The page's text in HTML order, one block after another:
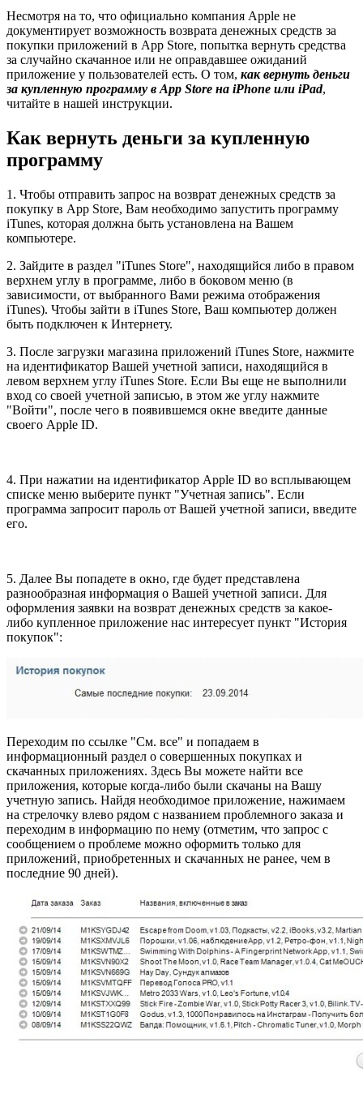
Несмотря на то, что официально компания Apple не
документирует возможность возврата денежных средств за
покупки приложений в App Store, попытка вернуть средства
за случайно скачанное или не оправдавшее ожиданий
приложение у пользователей есть. О том, как вернуть деньги
за купленную программу в App Store на iPhone или iPad,
читайте в нашей инструкции.
Как вернуть деньги за купленную
программу
1. Чтобы отправить запрос на возврат денежных средств за
покупку в App Store, Вам необходимо запустить программу
iTunes, которая должна быть установлена на Вашем
компьютере.
2. Зайдите в раздел "iTunes Store", находящийся либо в правом
верхнем углу в программе, либо в боковом меню (в
зависимости, от выбранного Вами режима отображения
iTunes). Чтобы зайти в iTunes Store, Ваш компьютер должен
быть подключен к Интернету.
3. После загрузки магазина приложений iTunes Store, нажмите
на идентификатор Вашей учетной записи, находящийся в
левом верхнем углу iTunes Store. Если Вы еще не выполнили
вход со своей учетной записью, в этом же углу нажмите
"Войти", после чего в появившемся окне введите данные
своего Apple ID.
4. При нажатии на идентификатор Apple ID во всплывающем
списке меню выберите пункт "Учетная запись". Если
программа запросит пароль от Вашей учетной записи, введите
его.
5. Далее Вы попадете в окно, где будет представлена
разнообразная информация о Вашей учетной записи. Для
оформления заявки на возврат денежных средств за какое-
либо купленное приложение нас интересует пункт "История
покупок":
Переходим по ссылке "См. все" и попадаем в
информационный раздел о совершенных покупках и
скачанных приложениях. Здесь Вы можете найти все
приложения, которые когда-либо были скачаны на Вашу
учетную запись. Найдя необходимое приложение, нажимаем
на стрелочку влево рядом с названием проблемного заказа и
переходим в информацию по нему (отметим, что запрос с
сообщением о проблеме можно оформить только для
приложений, приобретенных и скачанных не ранее, чем в
последние 90 дней).